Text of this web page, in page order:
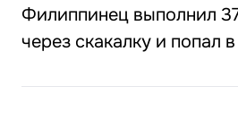
Филиппинец выполнил
через скакалку и попал